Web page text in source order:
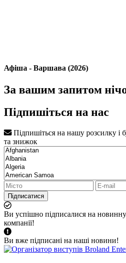
Афіша - Варшава (2026)
За вашим запитом
Підпишіться на нас
Підпишіться на нашу розсилку і
та знижок
Підписатися
Ви успішно підписалися на
компанії!
Ви вже підписані на наші новини!